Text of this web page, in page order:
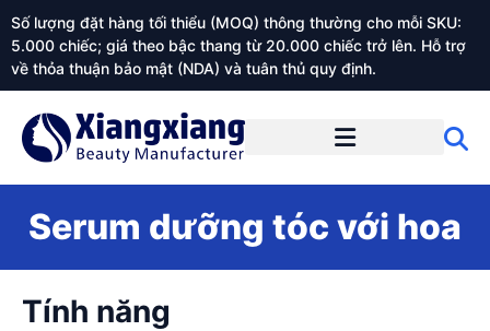
Số lượng đặt hàng tối thiểu (MOQ) thông thường cho mỗi SKU:
5.000 chiếc; giá theo bậc thang từ 20.000 chiếc trở lên. Hỗ trợ
về thỏa thuận bảo mật (NDA) và tuân thủ quy định.
Serum dưỡng tóc với hoa
Tính năng